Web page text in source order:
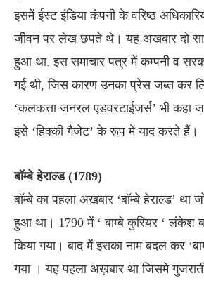
इसमें ईस्ट इंडिया कंपनी के वरिष्ठ
जीवन पर लेख छपते थे। यह अखबार दो
हुआ था. इस समाचार पत्र में कम्पनी व
गई थी, जिस कारण उनका प्रेस जब्त कर
‘कलकत्ता जनरल एडवरटाईजर्स’ भी कहा
इसे ‘हिक्की गैजेट’ के रूप में याद करते हैं।
बॉम्बे हेराल्ड (1789)
बॉम्बे का पहला अखबार ‘बॉम्बे हेराल्ड’ था
हुआ था। 1790 में ‘ बाम्बे कुरियर ‘ लंकेश
किया गया। बाद में इसका नाम बदल कर
गया । यह पहला अख़बार था जिसमे गुजराती